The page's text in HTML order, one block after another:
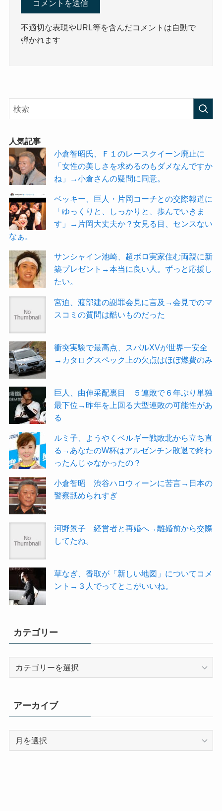
不適切な表現やURL等を含んだコメントは自動で
弾かれます
人気記事
小倉智昭氏、Ｆ１のレースクイーン廃止に
「女性の美しさを求めるのもダメなんですか
ね」→小倉さんの疑問に同意。
ベッキー、巨人・片岡コーチとの交際報道に
「ゆっくりと、しっかりと、歩んでいきま
す」→片岡大丈夫か？女見る目、センスない
なぁ。
サンシャイン池崎、超ボロ実家住む両親に新
築プレゼント→本当に良い人。ずっと応援し
たい。
宮迫、渡部建の謝罪会見に言及→会見でのマ
スコミの質問は酷いものだった
衝突実験で最高点、スバルXVが世界一安全
→カタログスペック上の欠点はほぼ燃費のみ
巨人、由伸采配裏目 ５連敗で６年ぶり単独
最下位→昨年を上回る大型連敗の可能性があ
る
ルミ子、ようやくベルギー戦敗北から立ち直
る→あなたのW杯はアルゼンチン敗退で終わ
ったんじゃなかったの？
小倉智昭 渋谷ハロウィーンに苦言→日本の
警察舐められすぎ
河野景子 経営者と再婚へ→離婚前から交際
してたね。
草なぎ、香取が「新しい地図」についてコメ
ント→３人でってとこがいいね。
カテゴリー
ー
アーカイブ